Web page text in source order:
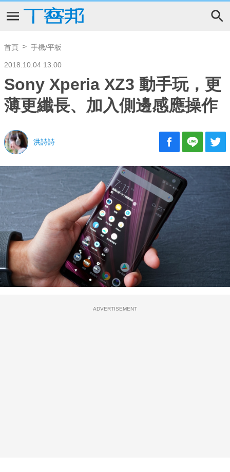
首頁 手機/平板
2018.10.04 13:00
Sony Xperia XZ3 動手玩，更
薄更纖長、加入側邊感應操作
洪詩詩
ADVERTISEMENT